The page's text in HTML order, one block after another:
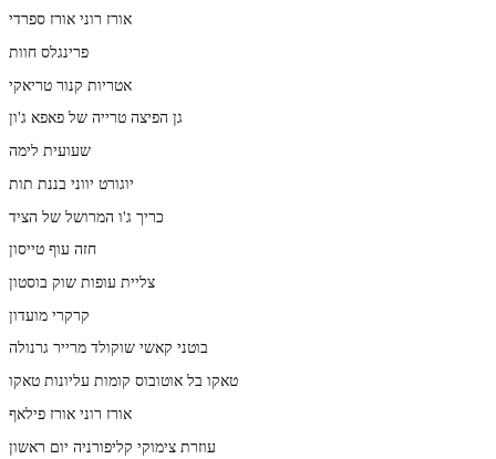
אורז רוני אורז ספרדי
פרינגלס חוות
אטריות קנור טריאקי
גן הפיצה טרייה של פאפא ג'ון
שעועית לימה
יוגורט יווני בננת תות
כריך ג'ו המרושל של הציד
חזה עוף טייסון
צליית עופות שוק בוסטון
קרקרי מועדון
בוטני קאשי שוקולד מרייר גרנולה
טאקו בל אוטובוס קומות עליונות טאקו
אורז רוני אורז פילאף
עוזרת צימוקי קליפורניה יום ראשון